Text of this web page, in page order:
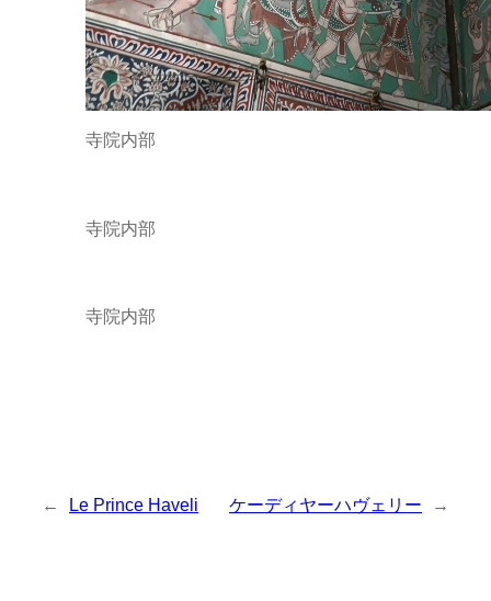
寺院内部
寺院内部
寺院内部
← Le Prince Haveli ケーディヤーハヴェリー →